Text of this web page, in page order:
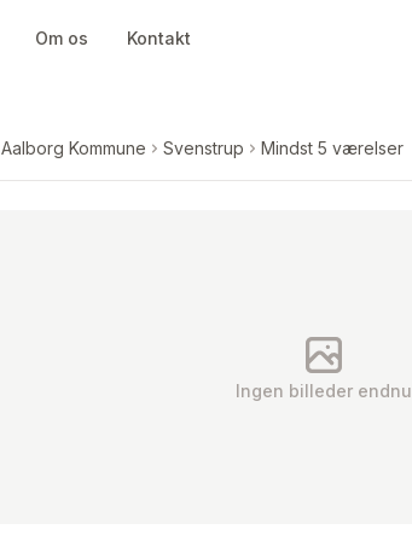
Om os Kontakt
Aalborg Kommune Svenstrup Mindst 5 værelser
Ingen billeder endnu